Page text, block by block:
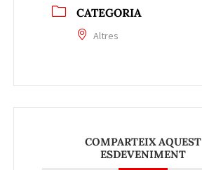
CATEGORIA
Altres
COMPARTEIX AQUEST
ESDEVENIMENT